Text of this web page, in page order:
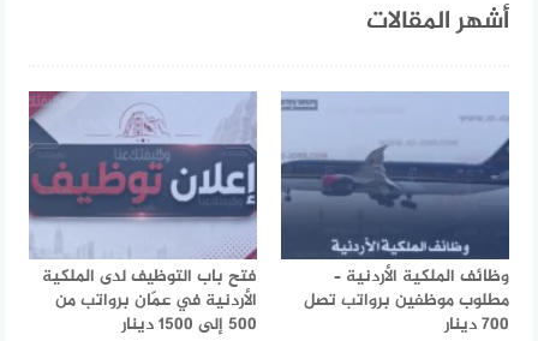
أشهر المقالات
وظائف الملكية الأردنية –
مطلوب موظفين برواتب تصل
700 دينار
فتح باب التوظيف لدى الملكية
الأردنية في عمّان برواتب من
500 إلى 1500 دينار